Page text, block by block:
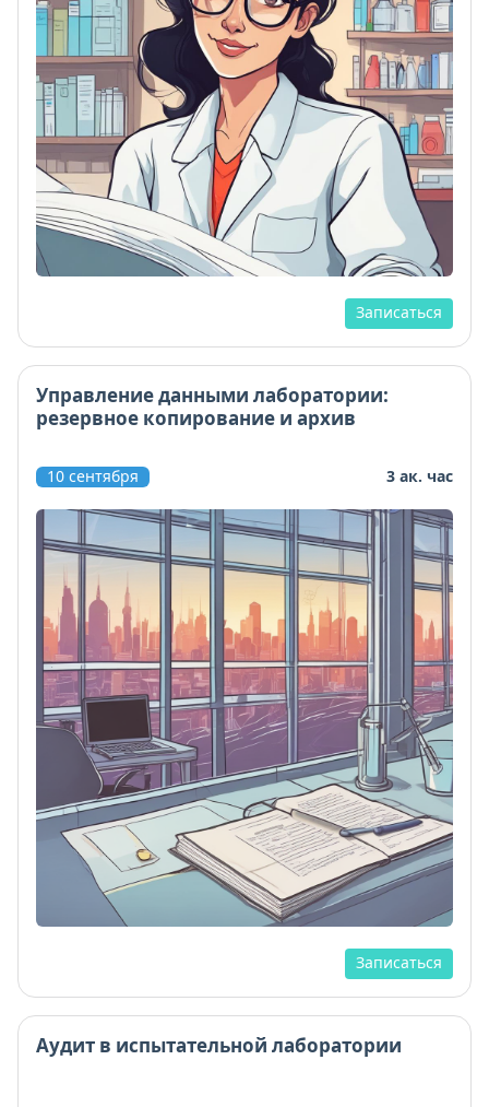
Записаться
Управление данными лаборатории:
резервное копирование и архив
10 сентября 3 ак. час
Записаться
Аудит в испытательной лаборатории